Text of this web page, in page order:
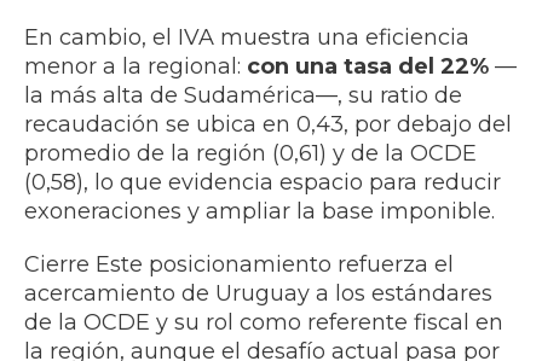
En cambio, el IVA muestra una eficiencia
menor a la regional: con una tasa del 22% —
la más alta de Sudamérica—, su ratio de
recaudación se ubica en 0,43, por debajo del
promedio de la región (0,61) y de la OCDE
(0,58), lo que evidencia espacio para reducir
exoneraciones y ampliar la base imponible.
Cierre Este posicionamiento refuerza el
acercamiento de Uruguay a los estándares
de la OCDE y su rol como referente fiscal en
la región, aunque el desafío actual pasa por